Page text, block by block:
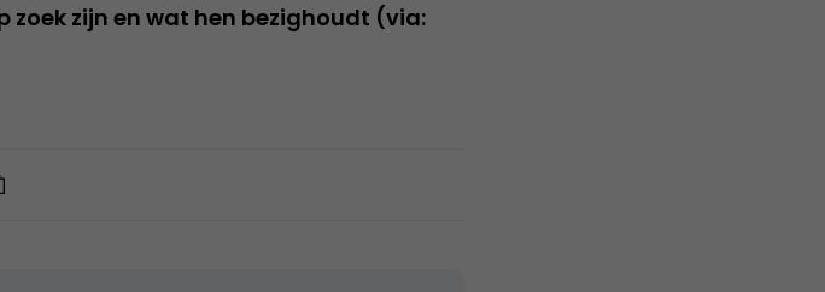
zoek zijn en wat hen bezighoudt (via: